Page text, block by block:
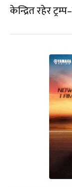
केन्द्रित रहेर